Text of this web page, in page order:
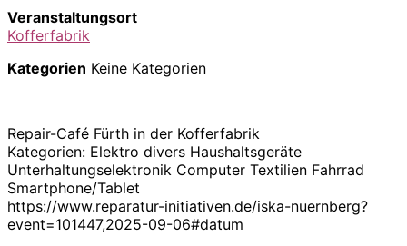
Veranstaltungsort
Kofferfabrik
Kategorien Keine Kategorien
Repair-Café Fürth in der Kofferfabrik
Kategorien: Elektro divers Haushaltsgeräte
Unterhaltungselektronik Computer Textilien Fahrrad
Smartphone/Tablet
https://www.reparatur-initiativen.de/iska-nuernberg?
event=101447,2025-09-06#datum